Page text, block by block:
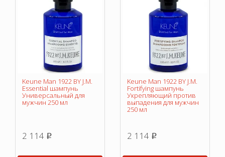
Keune Man 1922 BY J.M.
Essential шампунь
Универсальный для
мужчин 250 мл
2 114 p
Keune Man 1922 BY J.M.
Fortifying шампунь
Укрепляющий против
выпадения для мужчин
250 мл
2 114 p